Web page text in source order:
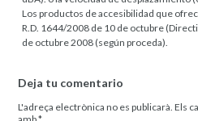
Los productos de accesibilidad que
R.D. 1644/2008 de 10 de octubre
de octubre 2008 (según proceda).
Deja tu comentario
L'adreça electrònica no es publicarà. Els